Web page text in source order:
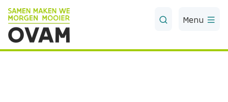
Skip to Main Content
Menu